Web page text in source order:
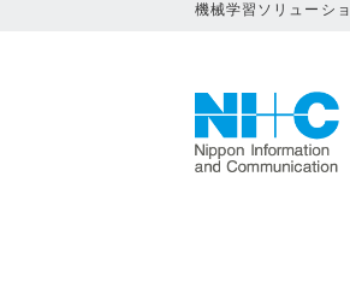
業務プ
ネット
データ
エンド
機械学習ソリューシ